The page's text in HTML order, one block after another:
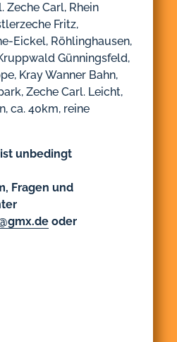
Zeche Carl, Rhein
Fritz,
Eickel, Röhlinghausen,
Günningsfeld,
Kray Wanner Bahn,
Zeche Carl. Leicht,
ca. 40km, reine
unbedingt
Fragen und
oder